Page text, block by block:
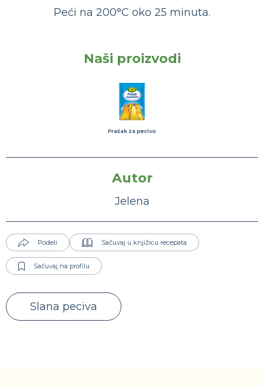
Peći na 200°C oko 25 minuta.
Naši proizvodi
Prašak za pecivo
Autor
Jelena
Podeli Sačuvaj u knjižicu recepata
Sačuvaj na profilu
Slana peciva